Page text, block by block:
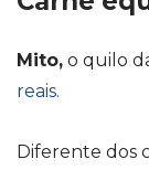
Mito, o quilo
reais.
Diferente dos